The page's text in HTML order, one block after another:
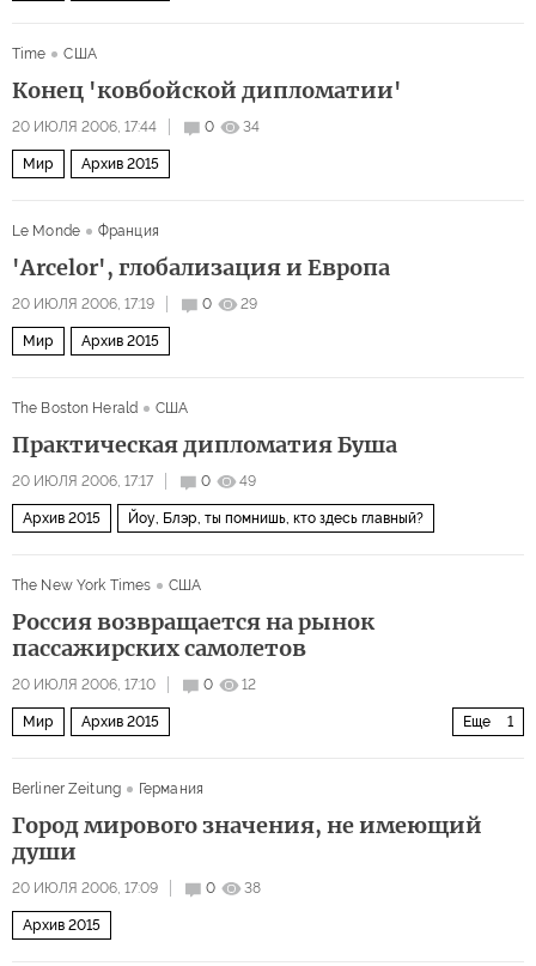
Time США
Конец 'ковбойской дипломатии'
20 ИЮЛЯ 2006, 17:44 0 34
Мир Архив 2015
Le Monde Франция
'Arcelor', глобализация и Европа
20 ИЮЛЯ 2006, 17:19 0 29
Мир Архив 2015
The Boston Herald США
Практическая дипломатия Буша
20 ИЮЛЯ 2006, 17:17 0 49
Архив 2015 Йоу, Блэр, ты помнишь, кто здесь главный?
The New York Times США
Россия возвращается на рынок
пассажирских самолетов
20 ИЮЛЯ 2006, 17:10 0 12
Еще 1
Мир Архив 2015
Berliner Zeitung
Германия
Город мирового значения, не имеющий
души
20 ИЮЛЯ 2006, 17:09 0 38
Архив 2015